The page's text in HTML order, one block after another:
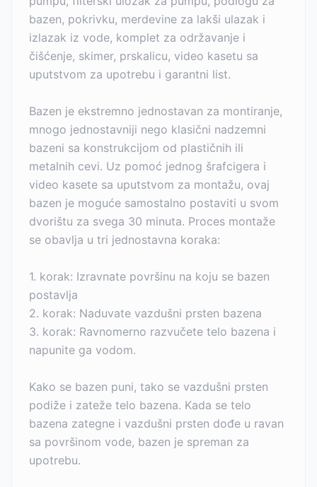
bazen, pokrivku, merdevine za lakši ulazak i
izlazak iz vode, komplet za održavanje i
čišćenje, skimer, prskalicu, video kasetu sa
uputstvom za upotrebu i garantni list.
Bazen je ekstremno jednostavan za montiranje,
mnogo jednostavniji nego klasični nadzemni
bazeni sa konstrukcijom od plastičnih ili
metalnih cevi. Uz pomoć jednog šrafcigera i
video kasete sa uputstvom za montažu, ovaj
bazen je moguće samostalno postaviti u svom
dvorištu za svega 30 minuta. Proces montaže
se obavlja u tri jednostavna koraka:
1. korak: Izravnate površinu na koju se bazen
postavlja
2. korak: Naduvate vazdušni prsten bazena
3. korak: Ravnomerno razvučete telo bazena i
napunite ga vodom.
Kako se bazen puni, tako se vazdušni prsten
podiže i zateže telo bazena. Kada se telo
bazena zategne i vazdušni prsten dođe u ravan
sa površinom vode, bazen je spreman za
upotrebu.